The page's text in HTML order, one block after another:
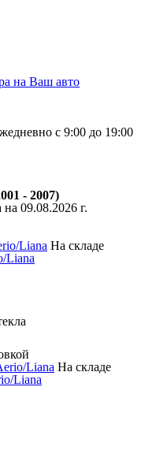
на Ваш авто
с 9:00 до 19:00
- 2007)
09.08.2026 г.
На складе
Liana
На складе
Liana